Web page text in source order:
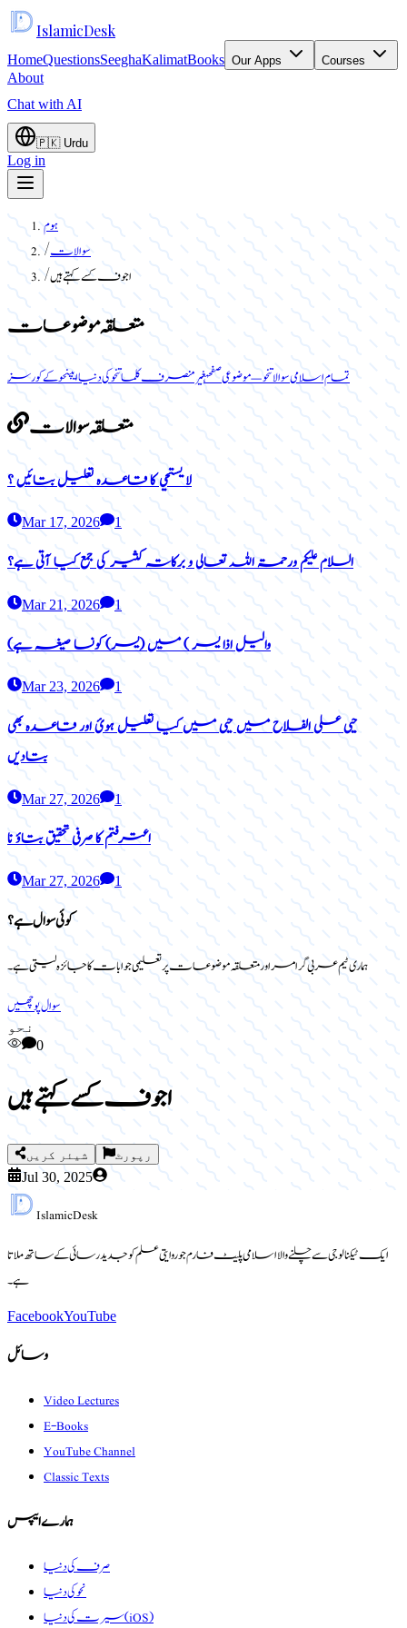
IslamicDesk
HomeQuestionsSeeghaKalimatBooks Our Apps Courses
About
Chat with AI
🇵🇰 Urdu
Log in
ہوم
/سوالات
/اجوف کسے کہتے ہیں
متعلقہ موضوعات
تمام اسلامی سوالاتنحو — موضوعی صفحہغیر منصرف کلماتنحو کی دنیا ایپنحو کے کورسز
متعلقہ سوالات
لا يستحي کا قاعدہ تعلیل بتائیں ؟
Mar 17, 2026 1
السلام علیکم ورحمۃ اللہ تعالی و برکاتہ کثیر کی جمع کیا آتی ہے؟
Mar 21, 2026 1
(والیل اذا یسر ) میں (یسر) کونسا صیغہ ہے
Mar 23, 2026 1
حیی علی الفلاح میں حیی میں کیا تعلیل ہوئ اور قاعدہ بھی
بتادیں
Mar 27, 2026 1
اعترفتم کا صرفی تحقیق بتاؤ نا
Mar 27, 2026 1
کوئی سوال ہے؟
ہماری ٹیم عربی گرامر اور متعلقہ موضوعات پر تعلیمی جوابات کا جائزہ لیتی ہے۔
سوال پوچھیں
نحو
0
اجوف کسے کہتے ہیں
شیئر کریں رپورٹ
Jul 30, 2025
IslamicDesk
ایک ٹیکنالوجی سے چلنے والا اسلامی پلیٹ فارم جو روایتی علم کو جدید رسائی کے ساتھ ملاتا
ہے۔
FacebookYouTube
وسائل
Video Lectures
E-Books
YouTube Channel
Classic Texts
ہمارے ایپس
صرف کی دنیا
نحو کی دنیا
سیرت کی دنیا (iOS)